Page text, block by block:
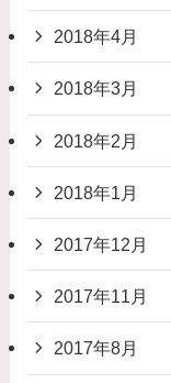
2018年4月
2018年3月
2018年2月
2018年1月
2017年12月
2017年11月
2017年8月